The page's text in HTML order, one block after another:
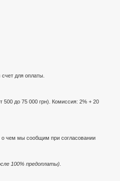
для оплаты.
500 до 75 000 грн). Комиссия: 2% + 20
о чем мы сообщим при согласовании
100% предоплаты).